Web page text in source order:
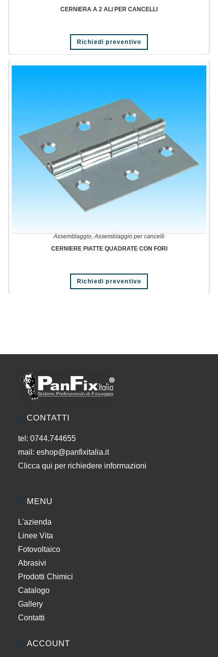
CERNIERA A 2 ALI PER CANCELLI
Richiedi preventivo
Assemblaggio,Assemblaggio per cancelli
CERNIERE PIATTE QUADRATE CON FORI
Richiedi preventivo
CONTATTI
tel: 0744.744655
mail:eshop@panfixitalia.it
Clicca qui per richiedere informazioni
MENU
L'azienda
Linee Vita
Fotovoltaico
Abrasivi
Prodotti Chimici
Catalogo
Gallery
Contatti
ACCOUNT